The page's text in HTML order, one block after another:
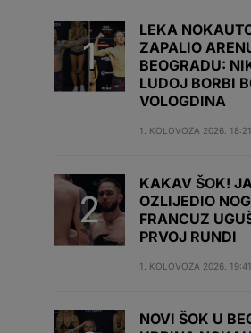
LEKA
ZAPALIO
BEOGRADU:
LUDOJ BORBI
VOLOGDINA
1. KOLOVOZA 2026. 18:21
KAKAV ŠOK!
OZLIJEDIO
FRANCUZ
PRVOJ RUNDI
1. KOLOVOZA 2026. 19:41
NOVI ŠOK U